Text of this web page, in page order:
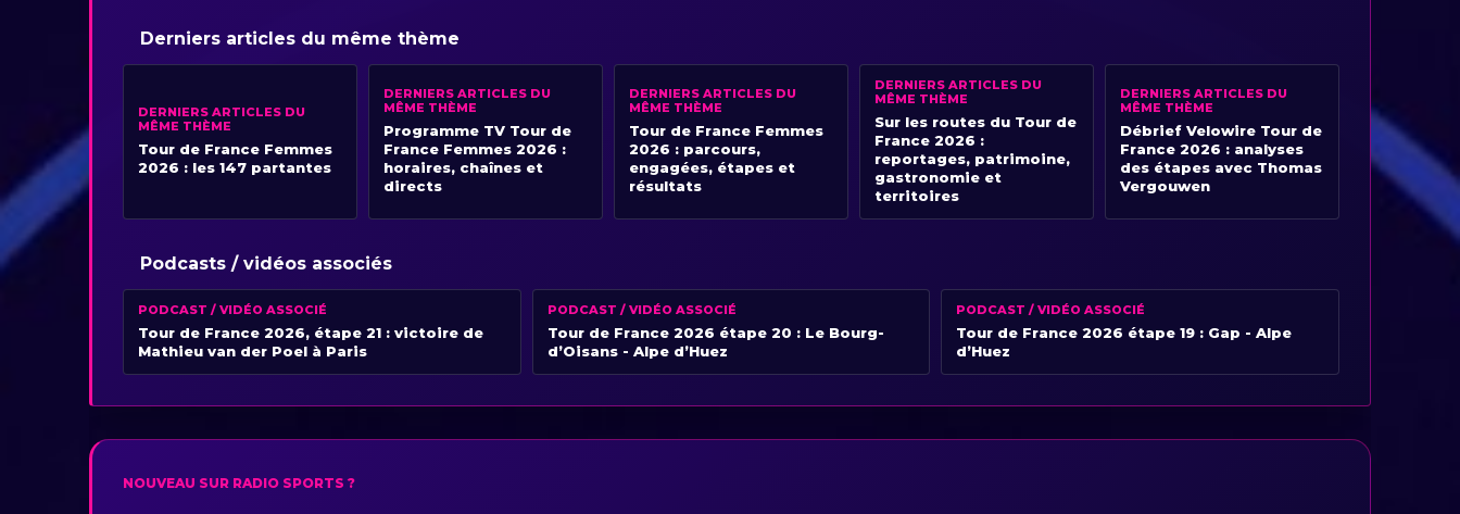
Derniers articles du même thème
DERNIERS ARTICLES DU
MÊME THÈME
Tour de France Femmes
2026 : les 147 partantes
DERNIERS ARTICLES DU
MÊME THÈME
Programme TV Tour de
France Femmes 2026 :
horaires, chaînes et
directs
DERNIERS ARTICLES DU
MÊME THÈME
Tour de France Femmes
2026 : parcours,
engagées, étapes et
résultats
DERNIERS ARTICLES DU
MÊME THÈME
Sur les routes du Tour de
France 2026 :
reportages, patrimoine,
gastronomie et
territoires
DERNIERS ARTICLES DU
MÊME THÈME
Débrief Velowire Tour de
France 2026 : analyses
des étapes avec Thomas
Vergouwen
Podcasts / vidéos associés
PODCAST / VIDÉO ASSOCIÉ
Tour de France 2026, étape 21 : victoire de
Mathieu van der Poel à Paris
PODCAST / VIDÉO ASSOCIÉ
Tour de France 2026 étape 20 : Le Bourg-
d’Oisans - Alpe d’Huez
PODCAST / VIDÉO ASSOCIÉ
Tour de France 2026 étape 19 : Gap - Alpe
d’Huez
NOUVEAU SUR RADIO SPORTS ?